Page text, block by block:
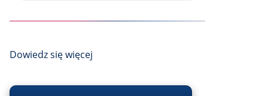
Dowiedz się więcej